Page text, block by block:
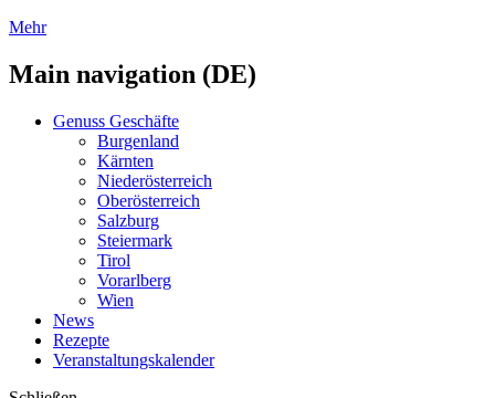
Mehr
Main navigation (DE)
Genuss Geschäfte
Burgenland
Kärnten
Niederösterreich
Oberösterreich
Salzburg
Steiermark
Tirol
Vorarlberg
Wien
News
Rezepte
Veranstaltungskalender